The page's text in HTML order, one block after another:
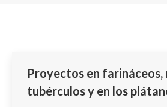
Proyectos en farináceos,
tubérculos y en los